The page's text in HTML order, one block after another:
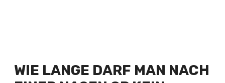
WIE LANGE DARF MAN NACH